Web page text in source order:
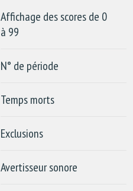
Affichage des scores de 0
à 99
N° de période
Temps morts
Exclusions
Avertisseur sonore